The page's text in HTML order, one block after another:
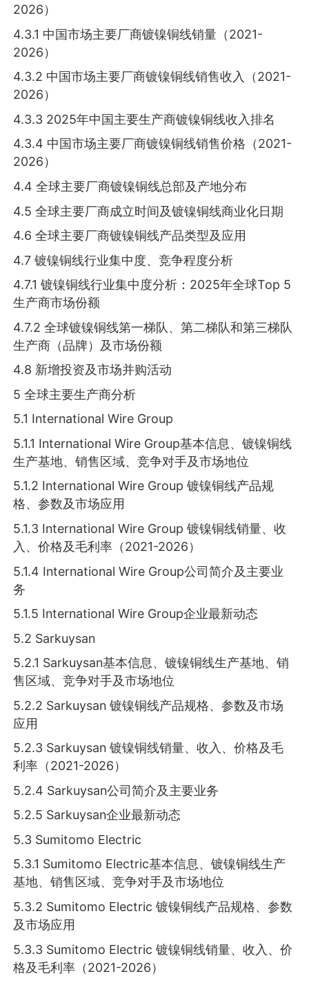
2026）
4.3.1 中国市场主要厂商镀镍铜线销量（2021-
2026）
4.3.2 中国市场主要厂商镀镍铜线销售收入（2021-
2026）
4.3.3 2025年中国主要生产商镀镍铜线收入排名
4.3.4 中国市场主要厂商镀镍铜线销售价格（2021-
2026）
4.4 全球主要厂商镀镍铜线总部及产地分布
4.5 全球主要厂商成立时间及镀镍铜线商业化日期
4.6 全球主要厂商镀镍铜线产品类型及应用
4.7 镀镍铜线行业集中度、竞争程度分析
4.7.1 镀镍铜线行业集中度分析：2025年全球Top 5
生产商市场份额
4.7.2 全球镀镍铜线第一梯队、第二梯队和第三梯队
生产商（品牌）及市场份额
4.8 新增投资及市场并购活动
5 全球主要生产商分析
5.1 International Wire Group
5.1.1 International Wire Group基本信息、镀镍铜线
生产基地、销售区域、竞争对手及市场地位
5.1.2 International Wire Group 镀镍铜线产品规
格、参数及市场应用
5.1.3 International Wire Group 镀镍铜线销量、收
入、价格及毛利率（2021-2026）
5.1.4 International Wire Group公司简介及主要业
务
5.1.5 International Wire Group企业最新动态
5.2 Sarkuysan
5.2.1 Sarkuysan基本信息、镀镍铜线生产基地、销
售区域、竞争对手及市场地位
5.2.2 Sarkuysan 镀镍铜线产品规格、参数及市场
应用
5.2.3 Sarkuysan 镀镍铜线销量、收入、价格及毛
利率（2021-2026）
5.2.4 Sarkuysan公司简介及主要业务
5.2.5 Sarkuysan企业最新动态
5.3 Sumitomo Electric
5.3.1 Sumitomo Electric基本信息、镀镍铜线生产
基地、销售区域、竞争对手及市场地位
5.3.2 Sumitomo Electric 镀镍铜线产品规格、参数
及市场应用
5.3.3 Sumitomo Electric 镀镍铜线销量、收入、价
格及毛利率（2021-2026）